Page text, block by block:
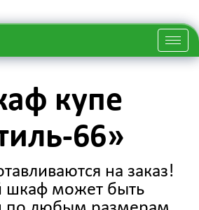
Меню
купе
66»
на заказ!
шкаф может быть